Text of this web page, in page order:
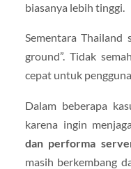
biasanya lebih tinggi.
Sementara Thailand
ground”. Tidak
cepat untuk
Dalam beberapa
karena ingin menjaga
dan performa
masih berkembang